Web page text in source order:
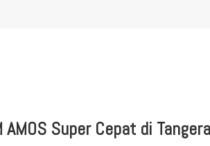
Super Cepat di